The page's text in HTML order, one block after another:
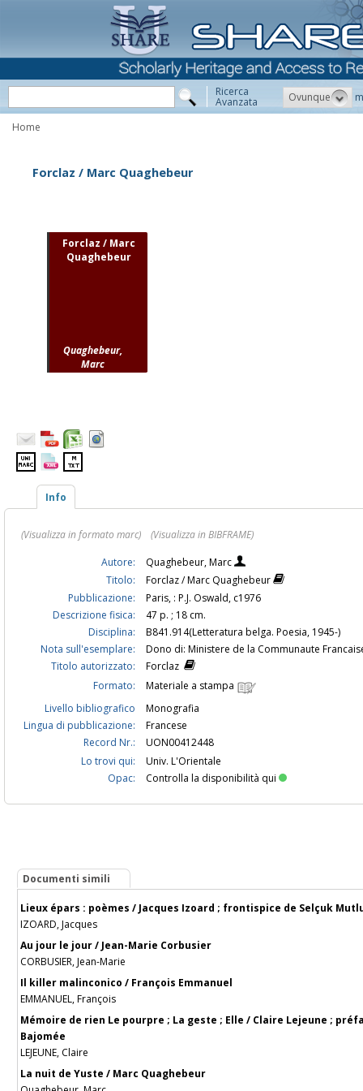
Ricerca
Avanzata Ovunque
Home
Forclaz / Marc Quaghebeur
Forclaz / Marc
Quaghebeur
Quaghebeur,
Marc
Info
(Visualizza in formato marc)
(Visualizza in BIBFRAME)
Autore:
Quaghebeur, Marc
Titolo:
Forclaz / Marc Quaghebeur
Pubblicazione:
Paris, : P.J. Oswald, c1976
Descrizione fisica:
47 p. ; 18 cm.
Disciplina:
B841.914(Letteratura belga. Poesia, 1945-)
Nota sull'esemplare:
Dono di: Ministere de la Communaute
Titolo autorizzato:
Forclaz
Formato:
Materiale a stampa
Livello bibliografico
Monografia
Lingua di pubblicazione:
Francese
Record Nr.:
UON00412448
Lo trovi qui:
Univ. L'Orientale
Opac:
Controlla la disponibilità qui
Documenti simili
Lieux épars : poèmes / Jacques Izoard ; frontispice de Selçuk
IZOARD, Jacques
Au jour le jour / Jean-Marie Corbusier
CORBUSIER, Jean-Marie
Il killer malinconico / François Emmanuel
EMMANUEL, François
Mémoire de rien Le pourpre ; La geste ; Elle / Claire Lejeune ;
Bajomée
LEJEUNE, Claire
La nuit de Yuste / Marc Quaghebeur